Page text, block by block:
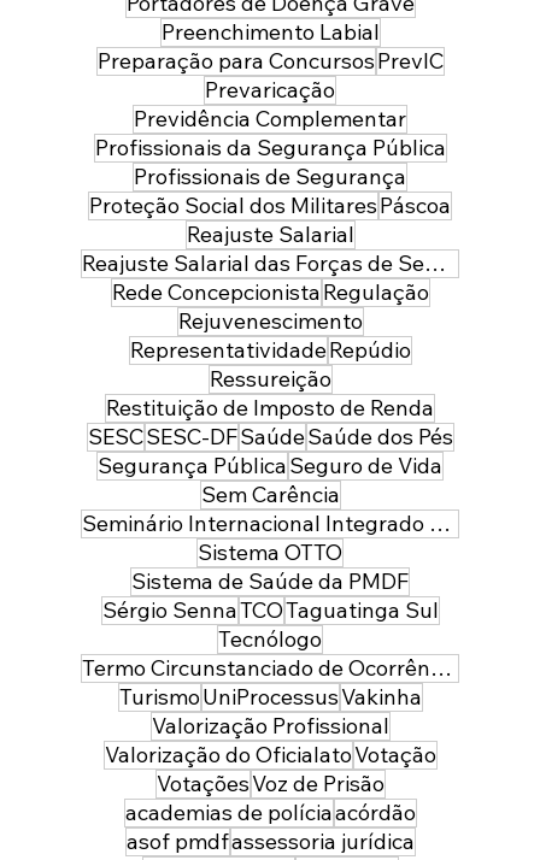
Preenchimento Labial
Preparação para ConcursosPrevIC
Prevaricação
Previdência Complementar
Profissionais da Segurança Pública
Profissionais de Segurança
Proteção Social dos MilitaresPáscoa
Reajuste Salarial
Reajuste Salarial das Forças de Segurança do Distrito Federal
Rede ConcepcionistaRegulação
Rejuvenescimento
RepresentatividadeRepúdio
Ressureição
Restituição de Imposto de Renda
SESCSESC-DFSaúdeSaúde dos Pés
Segurança PúblicaSeguro de Vida
Sem Carência
Seminário Internacional Integrado de Segurança Pública e Defesa
Sistema OTTO
Sistema de Saúde da PMDF
Sérgio SennaTCOTaguatinga Sul
Tecnólogo
Termo Circunstanciado de Ocorrência
TurismoUniProcessusVakinha
Valorização Profissional
Valorização do OficialatoVotação
VotaçõesVoz de Prisão
academias de políciaacórdão
asof pmdfassessoria jurídica